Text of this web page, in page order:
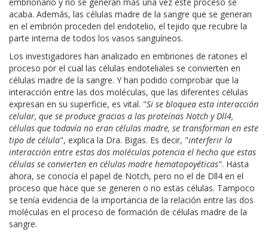
acaba. Además, las células madre de la sangre que se generan
en el embrión proceden del endotelio, el tejido que recubre la
parte interna de todos los vasos sanguíneos.
Los investigadores han analizado en embriones de ratones el
proceso por el cual las células endoteliales se convierten en
células madre de la sangre. Y han podido comprobar que la
interacción entre las dos moléculas, que las diferentes células
expresan en su superficie, es vital. "Si se bloquea esta interacción
celular, que se produce gracias a las proteínas Notch y Dll4,
células que todavía no eran células madre, se transforman en este
tipo de célula", explica la Dra. Bigas. Es decir, "interferir la
interacción entre estas dos moléculas potencia el hecho que estas
células se convierten en células madre hematopoyéticas". Hasta
ahora, se conocía el papel de Notch, pero no el de Dll4 en el
proceso que hace que se generen o no estas células. Tampoco
se tenía evidencia de la importancia de la relación entre las dos
moléculas en el proceso de formación de células madre de la
sangre.